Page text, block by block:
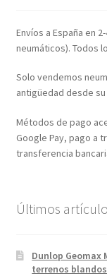
Envíos a España en
neumáticos). Todos
Solo vendemos
antigüedad desde
Métodos de pago
Google Pay, pago a
transferencia
Últimos
Dunlop Geomax
terrenos